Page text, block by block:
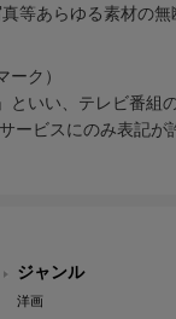
等あらゆる素材の無
ーク）
といい、テレビ番組
ービスにのみ表記が
ジャンル
洋画